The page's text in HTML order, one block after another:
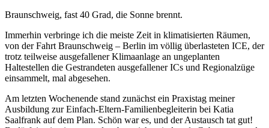
Braunschweig, fast 40 Grad, die Sonne brennt.
Immerhin verbringe ich die meiste Zeit in klimatisierten Räumen,
von der Fahrt Braunschweig – Berlin im völlig überlasteten ICE, der
trotz teilweise ausgefallener Klimaanlage an ungeplanten
Haltestellen die Gestrandeten ausgefallener ICs und Regionalzüge
einsammelt, mal abgesehen.
Am letzten Wochenende stand zunächst ein Praxistag meiner
Ausbildung zur Einfach-Eltern-Familienbegleiterin bei Katia
Saalfrank auf dem Plan. Schön war es, und der Austausch tat gut!